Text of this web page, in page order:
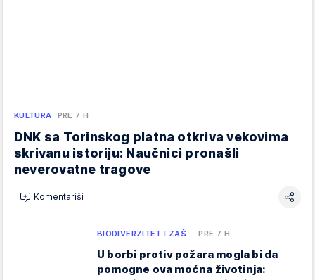
KULTURA PRE 7 H
DNK sa Torinskog platna otkriva vekovima
skrivanu istoriju: Naučnici pronašli
neverovatne tragove
Komentariši
BIODIVERZITET I ZAŠ… PRE 7 H
U borbi protiv požara mogla bi da
pomogne ova moćna životinja: